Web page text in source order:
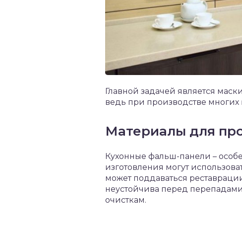
Главной задачей является
ведь при производстве многих
Материалы для
Кухонные фальш-панели –
изготовления могут
может поддаваться
неустойчива перед
очисткам.